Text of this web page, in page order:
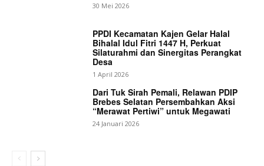
30 Mei 2026
PPDI Kecamatan Kajen Gelar Halal
Bihalal Idul Fitri 1447 H, Perkuat
Silaturahmi dan Sinergitas Perangkat
Desa
1 April 2026
Dari Tuk Sirah Pemali, Relawan PDIP
Brebes Selatan Persembahkan Aksi
“Merawat Pertiwi” untuk Megawati
24 Januari 2026